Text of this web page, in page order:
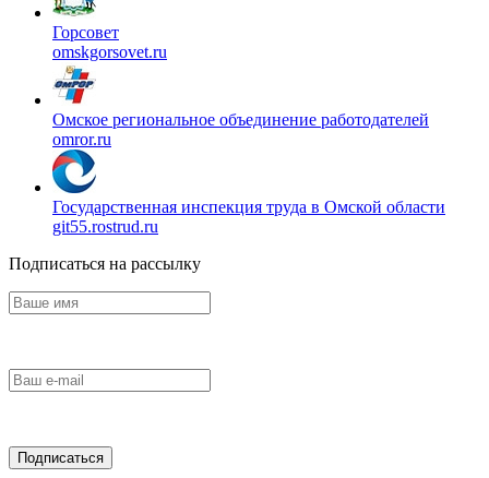
Горсовет
omskgorsovet.ru
Омское региональное объединение работодателей
omror.ru
Государственная инспекция труда в Омской области
git55.rostrud.ru
Подписаться на рассылку